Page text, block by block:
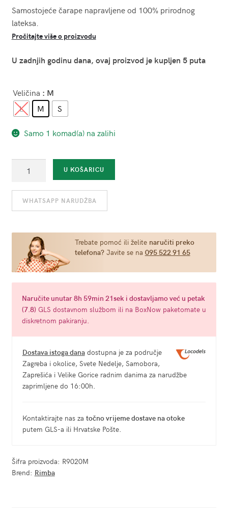
Samostojeće čarape napravljene od 100% prirodnog
lateksa.
Pročitajte više o proizvodu
U zadnjih godinu dana, ovaj proizvod je kupljen 5 puta
Veličina : M
L
M S
Samo 1 komad(a) na zalihi
lateks
čarape
količina
U KOŠARICU
WHATSAPP NARUDŽBA
Trebate pomoć ili želite naručiti preko
telefona?Javite se na 095 522 91 65
Naručiteunutar 8h 59min 20seki dostavljamo već u petak
(7.8) GLS dostavnom službom ili na BoxNow paketomate u
diskretnom pakiranju.
Dostava istoga danadostupna je za područje
Zagreba i okolice, Svete Nedelje, Samobora,
Zaprešića i Velike Gorice radnim danima za narudžbe
zaprimljene do 16:00h.
Kontaktirajte nas za točno vrijeme dostave na otoke
putem GLS-a ili Hrvatske Pošte.
Šifra proizvoda: R9020M
Brend: Rimba